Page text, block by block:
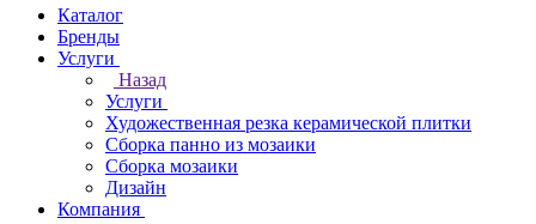
Каталог
Бренды
Услуги
Назад
Услуги
Художественная резка керамической плитки
Сборка панно из мозаики
Сборка мозаики
Дизайн
Компания